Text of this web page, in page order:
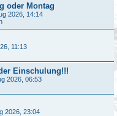
oder Montag
2026, 14:14
11:13
Einschulung!!!
2026, 06:53
2026, 23:04